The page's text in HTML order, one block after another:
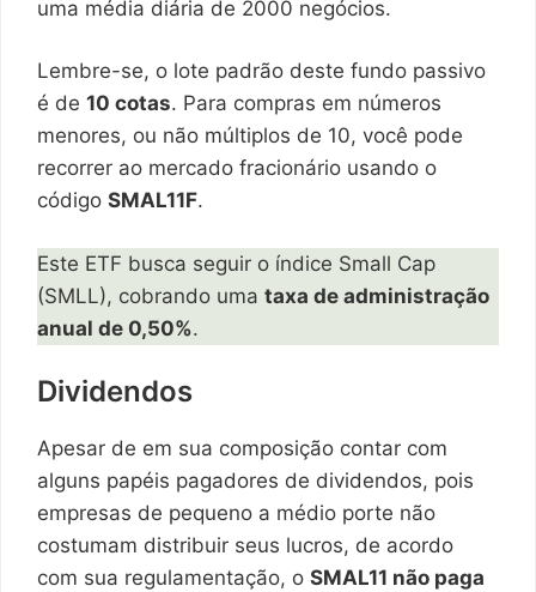
uma média diária de 2000 negócios.
Lembre-se, o lote padrão deste fundo passivo
é de 10 cotas. Para compras em números
menores, ou não múltiplos de 10, você pode
recorrer ao mercado fracionário usando o
código SMAL11F.
Este ETF busca seguir o índice Small Cap
(SMLL), cobrando uma taxa de administração
anual de 0,50%.
Dividendos
Apesar de em sua composição contar com
alguns papéis pagadores de dividendos, pois
empresas de pequeno a médio porte não
costumam distribuir seus lucros, de acordo
com sua regulamentação, o SMAL11 não paga